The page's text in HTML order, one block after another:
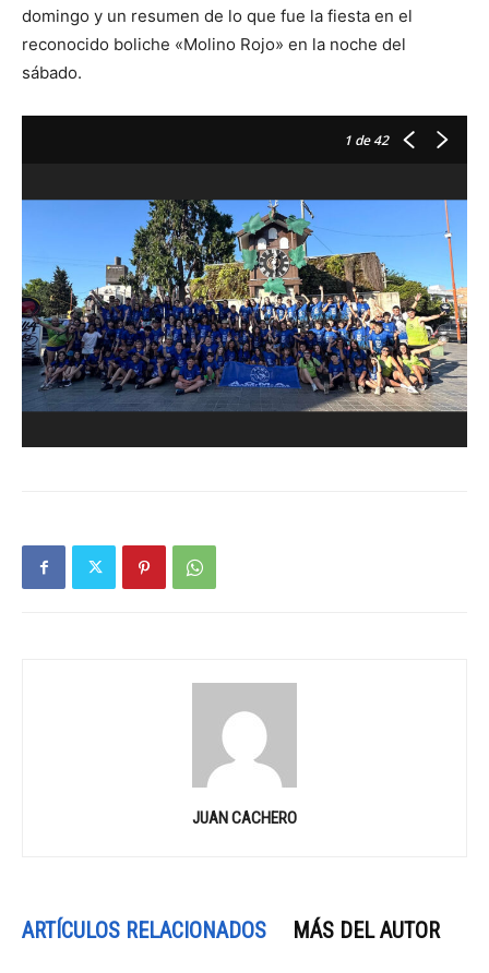
domingo y un resumen de lo que fue la fiesta en el
reconocido boliche «Molino Rojo» en la noche del
sábado.
1 de 42
JUAN CACHERO
ARTÍCULOS RELACIONADOS MÁS DEL AUTOR